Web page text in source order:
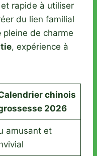
rapide à utiliser
du lien familial
pleine de charme
, expérience à
chinois
2026
amusant et